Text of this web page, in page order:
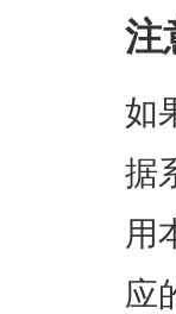
注
如
据
用
应